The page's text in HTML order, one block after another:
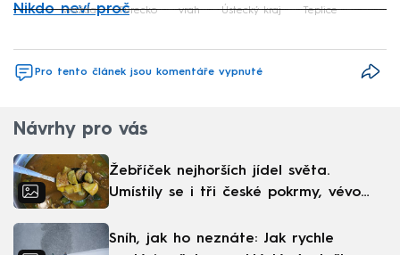
Nikdo neví proč
vražda Turecko vrah Ústecký kraj Teplice
Pro tento článek jsou komentáře vypnuté
Návrhy pro vás
Žebříček nejhorších jídel světa.
Umístily se i tři české pokrmy, vévodí
Sníh, jak ho neznáte: Jak rychle